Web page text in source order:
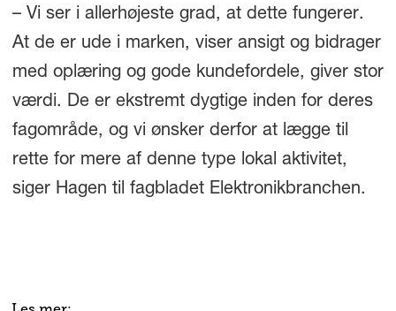
– Vi ser i allerhøjeste grad, at dette fungerer.
At de er ude i marken, viser ansigt og bidrager
med oplæring og gode kundefordele, giver stor
værdi. De er ekstremt dygtige inden for deres
fagområde, og vi ønsker derfor at lægge til
rette for mere af denne type lokal aktivitet,
siger Hagen til fagbladet Elektronikbranchen.